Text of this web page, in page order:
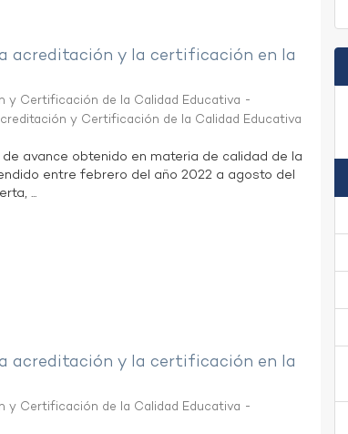
acreditación y la certificación en la
y Certificación de la Calidad Educativa -
y Certificación de la Calidad Educativa
avance obtenido en materia de calidad de la
entre febrero del año 2022 a agosto del
...
acreditación y la certificación en la
y Certificación de la Calidad Educativa -